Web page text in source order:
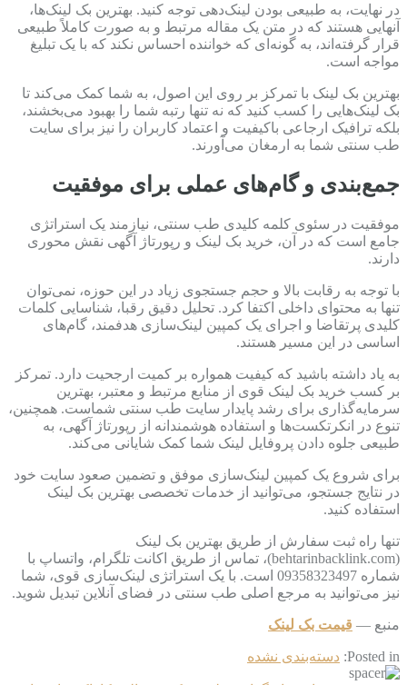
در نهایت، به طبیعی بودن لینک‌دهی توجه کنید. بهترین بک لینک‌ها،
آنهایی هستند که در متن یک مقاله مرتبط و به صورت کاملاً طبیعی
قرار گرفته‌اند، به گونه‌ای که خواننده احساس نکند که با یک تبلیغ
مواجه است.
بهترین بک لینک با تمرکز بر روی این اصول، به شما کمک می‌کند تا
بک لینک‌هایی را کسب کنید که نه تنها رتبه شما را بهبود می‌بخشند،
بلکه ترافیک ارجاعی باکیفیت و اعتماد کاربران را نیز برای سایت
طب سنتی شما به ارمغان می‌آورند.
جمع‌بندی و گام‌های عملی برای موفقیت
موفقیت در سئوی کلمه کلیدی طب سنتی، نیازمند یک استراتژی
جامع است که در آن، خرید بک لینک و رپورتاژ آگهی نقش محوری
دارند.
با توجه به رقابت بالا و حجم جستجوی زیاد در این حوزه، نمی‌توان
تنها به محتوای داخلی اکتفا کرد. تحلیل دقیق رقبا، شناسایی کلمات
کلیدی پرتقاضا و اجرای یک کمپین لینک‌سازی هدفمند، گام‌های
اساسی در این مسیر هستند.
به یاد داشته باشید که کیفیت همواره بر کمیت ارجحیت دارد. تمرکز
بر کسب خرید بک لینک قوی از منابع مرتبط و معتبر، بهترین
سرمایه‌گذاری برای رشد پایدار سایت طب سنتی شماست. همچنین،
تنوع در انکرتکست‌ها و استفاده هوشمندانه از رپورتاژ آگهی، به
طبیعی جلوه دادن پروفایل لینک شما کمک شایانی می‌کند.
برای شروع یک کمپین لینک‌سازی موفق و تضمین صعود سایت خود
در نتایج جستجو، می‌توانید از خدمات تخصصی بهترین بک لینک
استفاده کنید.
تنها راه ثبت سفارش از طریق بهترین بک لینک
(behtarinbacklink.com)، تماس از طریق اکانت تلگرام، واتساپ با
شماره 09358323497 است. با یک استراتژی لینک‌سازی قوی، شما
نیز می‌توانید به مرجع اصلی طب سنتی در فضای آنلاین تبدیل شوید.
منبع — قیمت بک لینک
Posted in: دسته‌بندی نشده